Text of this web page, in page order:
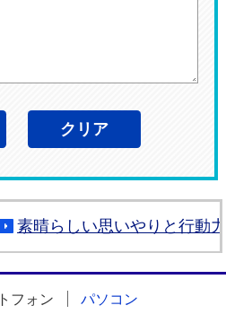
素晴らしい思いやりと行動力
フォン パソコン